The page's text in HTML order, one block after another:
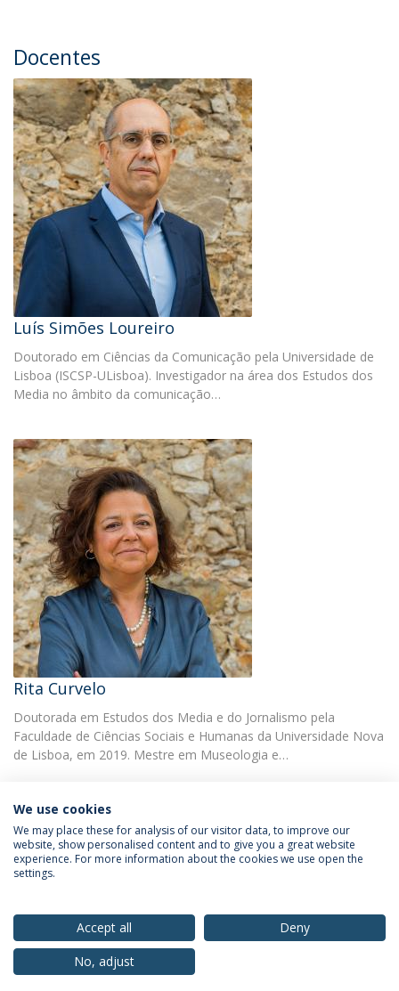
Docentes
Luís Simões Loureiro
Doutorado em Ciências da Comunicação pela Universidade de
Lisboa (ISCSP-ULisboa). Investigador na área dos Estudos dos
Media no âmbito da comunicação…
Rita Curvelo
Doutorada em Estudos dos Media e do Jornalismo pela
Faculdade de Ciências Sociais e Humanas da Universidade Nova
de Lisboa, em 2019. Mestre em Museologia e…
Política de Privacidade
Termos & Condições
© 2026 Universidade Católica Portuguesa
We use cookies
We may place these for analysis of our visitor data, to improve our
website, show personalised content and to give you a great website
experience. For more information about the cookies we use open the
settings.
Accept all
Deny
No, adjust